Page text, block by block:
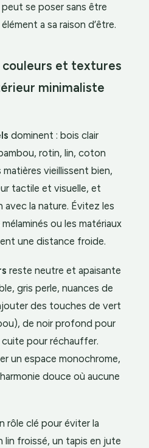
se poser sans être
a sa raison d’être.
couleurs et textures
minimaliste
dominent : bois clair
rotin, lin, coton
vieillissent bien,
tactile et visuelle, et
avec la nature. Évitez les
ou les matériaux
une distance froide.
reste neutre et apaisante
gris perle, nuances de
des touches de vert
de noir profond pour
pour réchauffer.
un espace monochrome,
douce où aucune
rôle clé pour éviter la
lin froissé, un tapis en jute